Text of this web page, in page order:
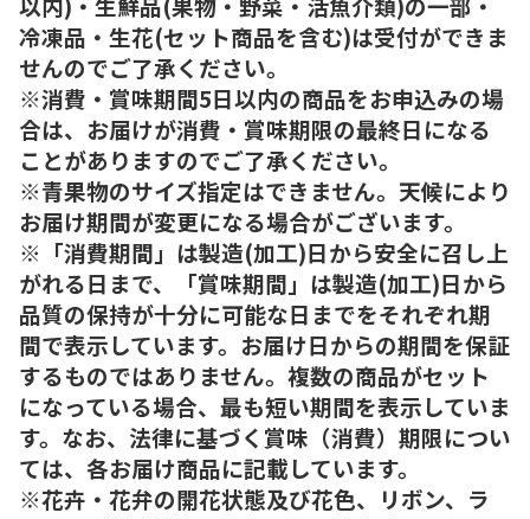
冷凍品・生花(セット商品を含む)は受付ができま
せんのでご了承ください。
※消費・賞味期間5日以内の商品をお申込みの場
合は、お届けが消費・賞味期限の最終日になる
ことがありますのでご了承ください。
※青果物のサイズ指定はできません。天候により
お届け期間が変更になる場合がございます。
※「消費期間」は製造(加工)日から安全に召し上
がれる日まで、「賞味期間」は製造(加工)日から
品質の保持が十分に可能な日までをそれぞれ期
間で表示しています。お届け日からの期間を保証
するものではありません。複数の商品がセット
になっている場合、最も短い期間を表示していま
す。なお、法律に基づく賞味（消費）期限につい
ては、各お届け商品に記載しています。
※花卉・花弁の開花状態及び花色、リボン、ラ